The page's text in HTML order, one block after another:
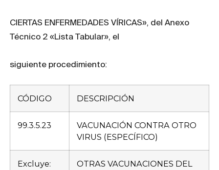
CIERTAS ENFERMEDADES VÍRICAS», del Anexo
Técnico 2 «Lista Tabular», el
siguiente procedimiento:
CÓDIGO DESCRIPCIÓN
99.3.5.23
VACUNACIÓN CONTRA OTRO
VIRUS (ESPECÍFICO)
Excluye:
OTRAS VACUNACIONES DEL